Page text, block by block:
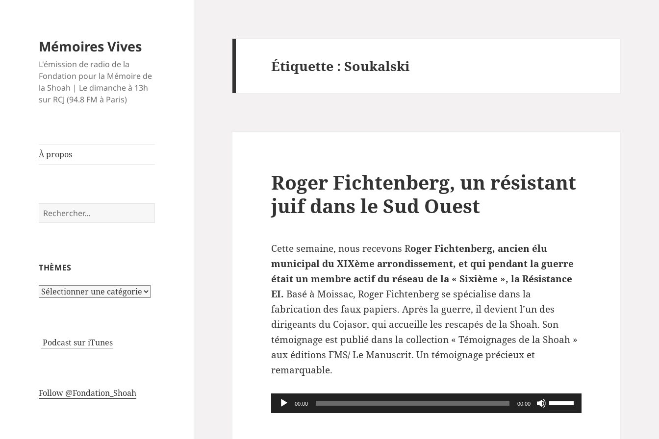
Mémoires Vives
L'émission de radio de la
Fondation pour la Mémoire de
la Shoah | Le dimanche à 13h
sur RCJ (94.8 FM à Paris)
À propos
Rechercher :
THÈMES
Thèmes
Podcast sur iTunes
Follow @Fondation_Shoah
Étiquette :Soukalski
Roger Fichtenberg, un résistant
juif dans le Sud Ouest
Cette semaine, nous recevons Roger Fichtenberg, ancien élu
municipal du XIXème arrondissement, et qui pendant la guerre
était un membre actif du réseau de la « Sixième », la Résistance
EI. Basé à Moissac, Roger Fichtenberg se spécialise dans la
fabrication des faux papiers. Après la guerre, il devient l’un des
dirigeants du Cojasor, qui accueille les rescapés de la Shoah. Son
témoignage est publié dans la collection « Témoignages de la Shoah »
aux éditions FMS/ Le Manuscrit. Un témoignage précieux et
remarquable.
Lecteur
audio
00:00 00:00
Utilisez
les